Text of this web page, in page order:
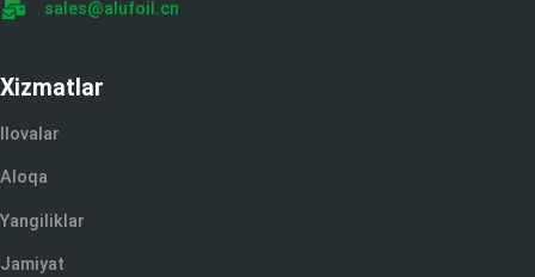
sales@alufoil.cn
Xizmatlar
Ilovalar
Aloqa
Yangiliklar
Jamiyat